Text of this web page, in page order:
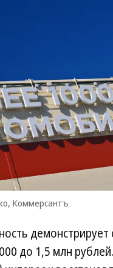
Коммерсантъ
до 1,5 млн